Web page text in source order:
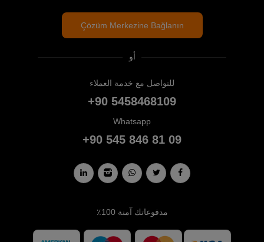
Çözüm Merkezine Bağlanın
أو
للتواصل مع خدمة العملاء
+90 5458468109
Whatsapp
+90 545 846 81 09
مدفوعاتك آمنة 100٪